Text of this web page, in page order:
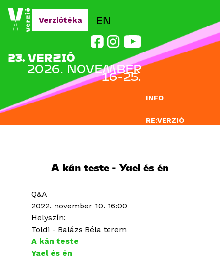
Jump to navigation
INFO
RE:VERZIÓ
EN
23. VERZIÓ
2026. NOVEMBER
16-25.
Verziótéka
A kán teste - Yael és én
Q&A
2022. november 10. 16:00
Helyszín:
Toldi - Balázs Béla terem
A kán teste
Yael és én